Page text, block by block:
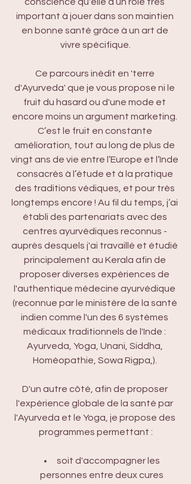
important à jouer dans son maintien
en bonne santé grâce à un art de
vivre spécifique.
Ce parcours inédit en 'terre
d'Ayurveda' que je vous propose ni le
fruit du hasard ou d'une mode et
encore moins un argument marketing.
C’est le fruit en constante
amélioration, tout au long de plus de
vingt ans de vie entre l’Europe et l’Inde
consacrés à l’étude et à la pratique
des traditions védiques, et pour très
longtemps encore ! Au fil du temps, j’ai
établi des partenariats avec des
centres ayurvédiques reconnus -
auprès desquels j'ai travaillé et étudié
principalement au Kerala afin de
proposer diverses expériences de
l'authentique médecine ayurvédique
(reconnue par le ministère de la santé
indien comme l'un des 6 systèmes
médicaux traditionnels de l'Inde :
Ayurveda, Yoga, Unani, Siddha,
Homéopathie, Sowa Rigpa,).
D'un autre côté, afin de proposer
l'expérience globale de la santé par
l'Ayurveda et le Yoga, je propose des
programmes permettant :
soit d'accompagner les
personnes entre deux cures